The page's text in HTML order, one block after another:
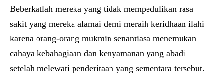
Beberkatlah mereka yang tidak mempedulikan rasa
sakit yang mereka alamai demi meraih keridhaan ilahi
karena orang-orang mukmin senantiasa menemukan
cahaya kebahagiaan dan kenyamanan yang abadi
setelah melewati penderitaan yang sementara tersebut.